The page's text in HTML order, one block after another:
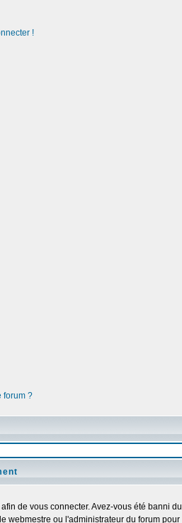
!
forum ?
de vous connecter. Avez-vous été banni du
webmestre ou l'administrateur du forum pour